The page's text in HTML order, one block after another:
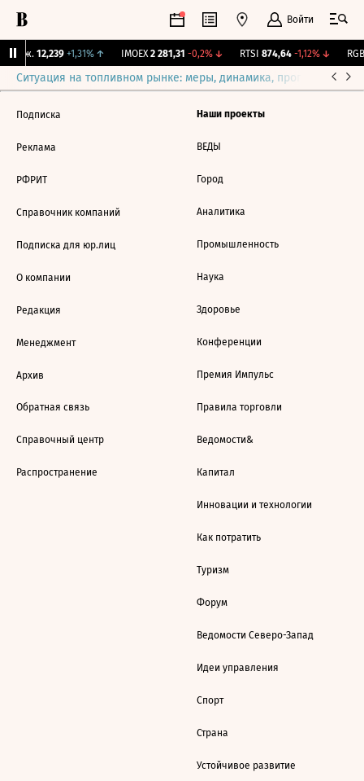
Войти
Бирж. 12,239 +1,31%↑ IMOEX 2 281,31 -0,2%↓ RTSI 874,64 -1,12%↓ RGBI
Ситуация на топливном рынке: меры, динамика, прогнозы
Подписка
Реклама
РФРИТ
Справочник компаний
Подписка для юр.лиц
О компании
Редакция
Менеджмент
Архив
Обратная связь
Справочный центр
Распространение
Наши проекты
ВЕДЫ
Город
Аналитика
Промышленность
Наука
Здоровье
Конференции
Премия Импульс
Правила торговли
Ведомости&
Капитал
Инновации и технологии
Как потратить
Туризм
Форум
Ведомости Северо-Запад
Идеи управления
Спорт
Страна
Устойчивое развитие